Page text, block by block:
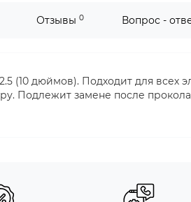
Отзывы 0 Вопрос -
(10 дюймов). Подходит для всех
Подлежит замене после